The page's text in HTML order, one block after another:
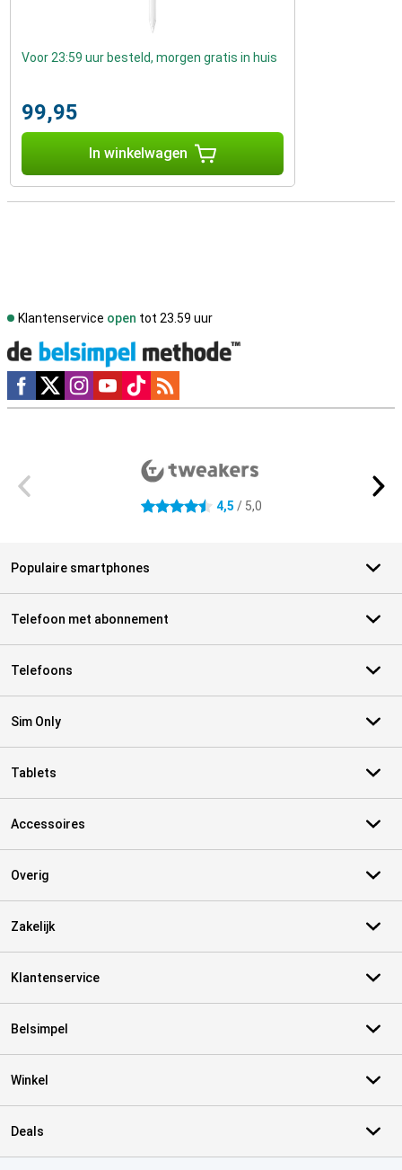
Voor 23:59 uur besteld, morgen gratis in huis
99,95
In winkelwagen
Klantenservice open tot 23.59 uur
Social media
4.5 sterren 4,5 / 5,0
Populaire smartphones
Telefoon met abonnement
Telefoons
Sim Only
Tablets
Accessoires
Overig
Zakelijk
Klantenservice
Belsimpel
Winkel
Deals